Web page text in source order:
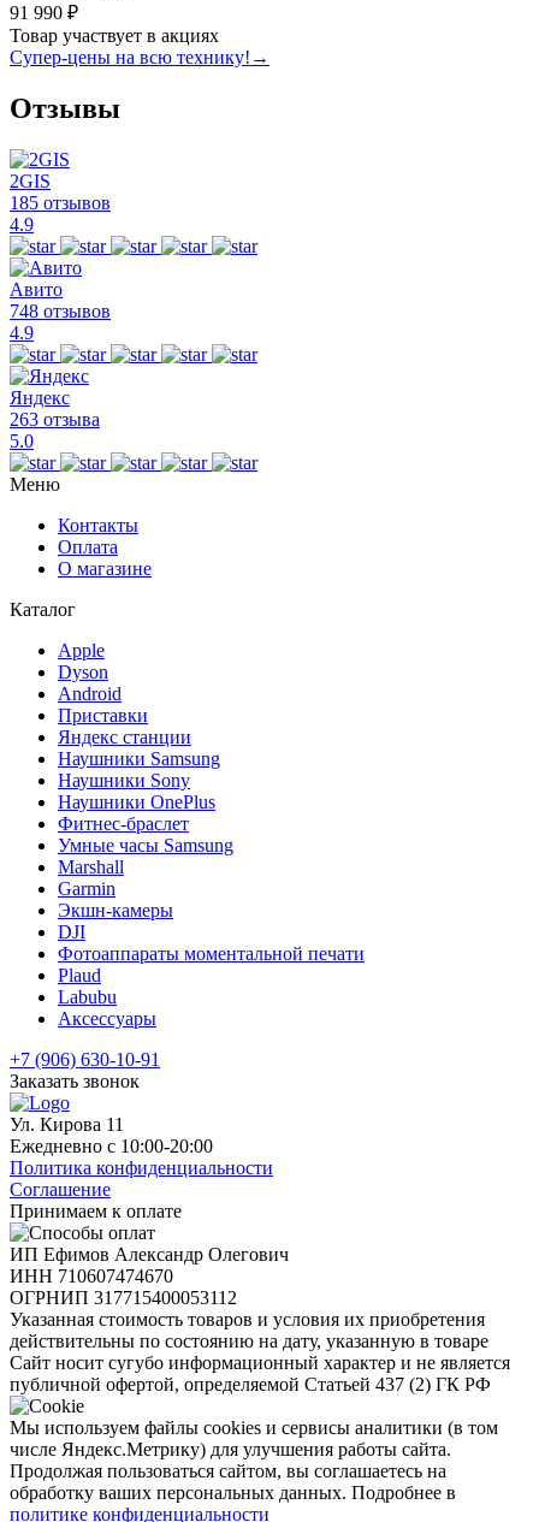
91 990 ₽
Товар участвует в акциях
Супер-цены на всю технику! →
Отзывы
2GIS
185 отзывов
4.9
Авито
748 отзывов
4.9
Яндекс
263 отзыва
5.0
Меню
Контакты
Оплата
О магазине
Каталог
Apple
Dyson
Android
Приставки
Яндекс станции
Наушники Samsung
Наушники Sony
Наушники OnePlus
Фитнес-браслет
Умные часы Samsung
Marshall
Garmin
Экшн-камеры
DJI
Фотоаппараты моментальной печати
Plaud
Labubu
Аксессуары
+7 (906) 630-10-91
Заказать звонок
Ул. Кирова 11
Ежедневно с 10:00-20:00
Политика конфиденциальности
Соглашение
Принимаем к оплате
ИП Ефимов Александр Олегович
ИНН 710607474670
ОГРНИП 317715400053112
Указанная стоимость товаров и условия их приобретения
действительны по состоянию на дату, указанную в товаре
Сайт носит сугубо информационный характер и не является
публичной офертой, определяемой Статьей 437 (2) ГК РФ
Мы используем файлы cookies и сервисы аналитики (в том
числе Яндекс.Метрику) для улучшения работы сайта.
Продолжая пользоваться сайтом, вы соглашаетесь на
обработку ваших персональных данных. Подробнее в
политике конфиденциальности